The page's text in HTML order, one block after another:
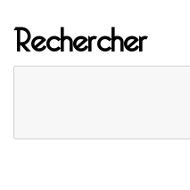
Rechercher